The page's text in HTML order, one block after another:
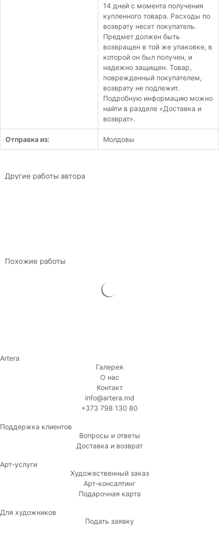
14 дней с момента получения
купленного товара. Расходы по
возврату несет покупатель.
Предмет должен быть
возвращен в той же упаковке, в
которой он был получен, и
надежно защищен. Товар,
поврежденный покупателем,
возврату не подлежит.
Подробную информацию можно
найти в разделе «Доставка и
возврат».
Отправка из: Молдовы
Другие работы автора
Похожие работы
Artera
Галерея
О нас
Контакт
info@artera.md
+373 798 130 80
Поддержка клиентов
Вопросы и ответы
Доставка и возврат
Арт-услуги
Художественный заказ
Арт-консалтинг
Подарочная карта
Для художников
Подать заявку